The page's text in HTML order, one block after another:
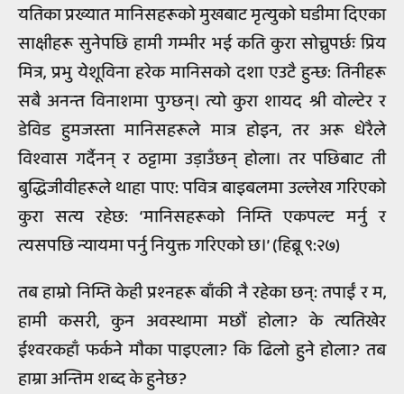
यतिका प्रख्यात मानिसहरूको मुखबाट मृत्युको घडीमा दिएका
साक्षीहरू सुनेपछि हामी गम्भीर भई कति कुरा सोच्नुपर्छः प्रिय
मित्र, प्रभु येशूविना हरेक मानिसको दशा एउटै हुन्छ: तिनीहरू
सबै अनन्त विनाशमा पुग्छन्। त्यो कुरा शायद श्री वोल्टेर र
डेविड हुमजस्ता मानिसहरूले मात्र होइन, तर अरू धेरैले
विश्‍वास गर्दैनन् र ठट्टामा उड़ाउँछन् होला। तर पछिबाट ती
बुद्धिजीवीहरूले थाहा पाए: पवित्र बाइबलमा उल्लेख गरिएको
कुरा सत्य रहेछ: ‘मानिसहरूको निम्ति एकपल्ट मर्नु र
त्यसपछि न्यायमा पर्नु नियुक्त गरिएको छ।’ (हिब्रू ९:२७)
तब हाम्रो निम्ति केही प्रश्‍नहरू बाँकी नै रहेका छन्: तपाईं र म,
हामी कसरी, कुन अवस्थामा मछौं होला? के त्यतिखेर
ईश्‍वरकहाँ फर्कने मौका पाइएला? कि ढिलो हुने होला? तब
हाम्रा अन्तिम शब्द के हुनेछ?